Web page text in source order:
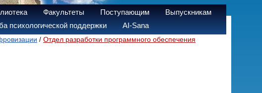
Факультеты Поступающим
Выпускникам
психологической поддержки AI-Sana
/ Отдел разработки программного обеспечения